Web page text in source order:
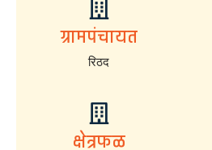
ग्रामपंचायत
रिठद
क्षेत्रफळ